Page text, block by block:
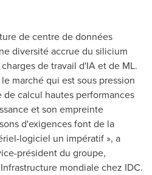
de centre de données
diversité accrue du silicium
de travail d'IA et de ML.
marché qui est sous pression
calcul hautes performances
et son empreinte
d'exigences font de la
logiciel un impératif », a
président du groupe,
mondiale chez IDC.